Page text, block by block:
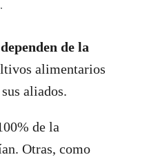
dependen de la
alimentarios
aliados.
de la
Otras, como